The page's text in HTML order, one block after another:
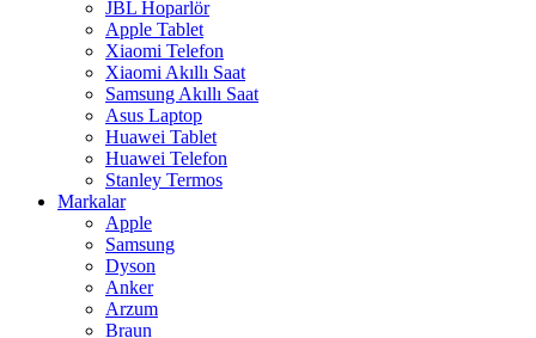
JBL Hoparlör
Apple Tablet
Xiaomi Telefon
Xiaomi Akıllı Saat
Samsung Akıllı Saat
Asus Laptop
Huawei Tablet
Huawei Telefon
Stanley Termos
Markalar
Apple
Samsung
Dyson
Anker
Arzum
Braun